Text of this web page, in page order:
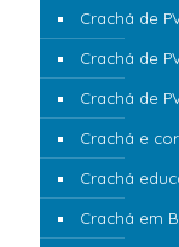
Crachá de
Crachá de
Crachá de
Crachá e
Crachá
Crachá em